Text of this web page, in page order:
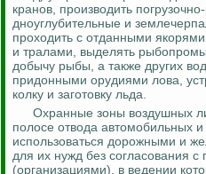
кранов, производить
дноуглубительные и
проходить с отданными
и тралами, выделять
добычу рыбы, а также других
придонными орудиями лова,
колку и заготовку льда.
Охранные зоны воздушных
полосе отвода автомобильных
использоваться дорожными и
для их нужд без согласования с
(организациями), в ведении